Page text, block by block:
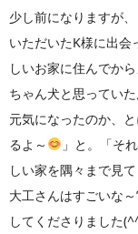
少し前になりますが
いただいたK様に出
しいお家に住んでか
ちゃん犬と思ってい
元気になったのか、
るよ～
」と。「そ
しい家を隅々まで見
大工さんはすごいな
してくださりました